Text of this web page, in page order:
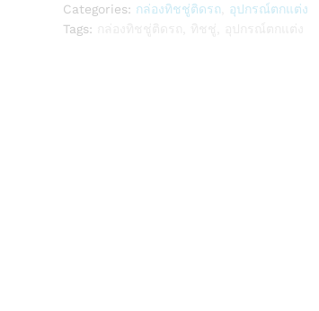
Categories: กล่องทิชชู่ติดรถ
อุปกรณ์ตกแต่ง
Tags: